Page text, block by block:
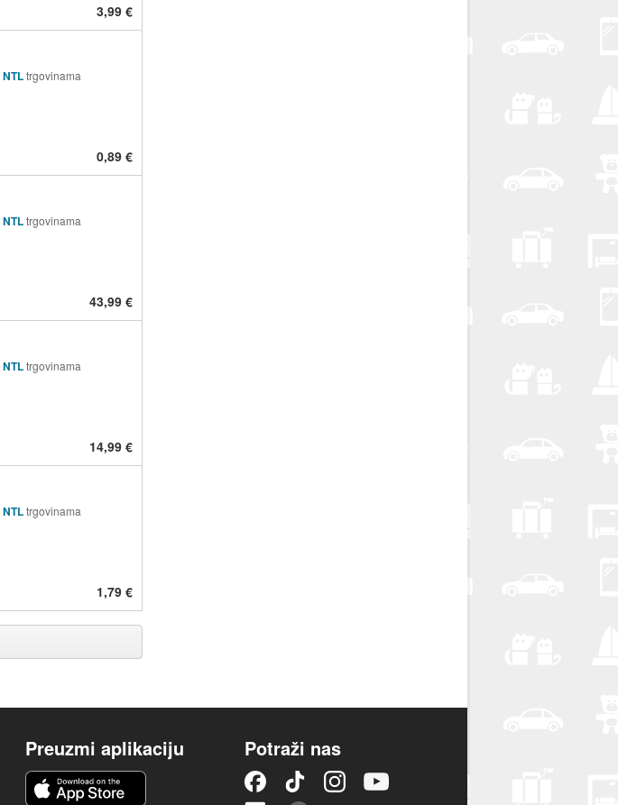
3,99 €
NTLtrgovinama
0,89 €
NTLtrgovinama
43,99 €
NTLtrgovinama
14,99 €
NTLtrgovinama
1,79 €
Preuzmi aplikaciju Potraži nas